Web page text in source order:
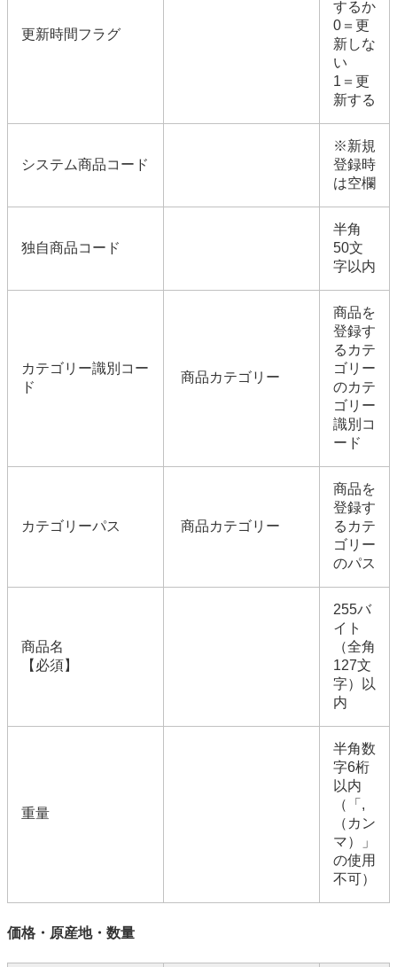
更新時間フラグ
するか
0＝更
新しな
い
1＝更
新する
システム商品コード
※新規
登録時
は空欄
独自商品コード
半角
50文
字以内
カテゴリー識別コー
ド
商品カテゴリー
商品を
登録す
るカテ
ゴリー
のカテ
ゴリー
識別コ
ード
カテゴリーパス 商品カテゴリー
商品を
登録す
るカテ
ゴリー
のパス
商品名
【必須】
255バ
イト
（全角
127文
字）以
内
重量
半角数
字6桁
以内
（「,
（カン
マ）」
の使用
不可）
価格・原産地・数量